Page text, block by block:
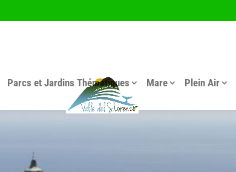
Parcs et Jardins Thématiques Mare Plein Air